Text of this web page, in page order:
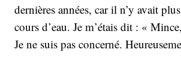
dernières années, car il n’y avait
cours d’eau. Je m’étais dit : «
Je ne suis pas concerné.